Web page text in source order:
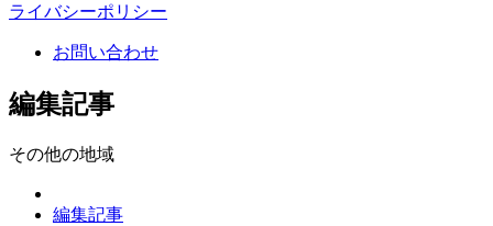
ライバシーポリシー
お問い合わせ
編集記事
その他の地域
編集記事